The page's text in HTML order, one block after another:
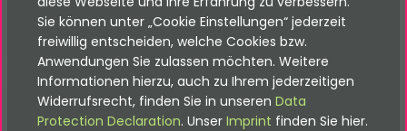
Häufig gestellte Fragen
Sie können unter „Cookie Einstellungen“ jederzeit
freiwillig entscheiden, welche Cookies bzw.
Anwendungen Sie zulassen möchten. Weitere
Informationen hierzu, auch zu Ihrem jederzeitigen
Widerrufsrecht, finden Sie in unseren Data
Protection Declaration. Unser Imprint finden Sie hier.